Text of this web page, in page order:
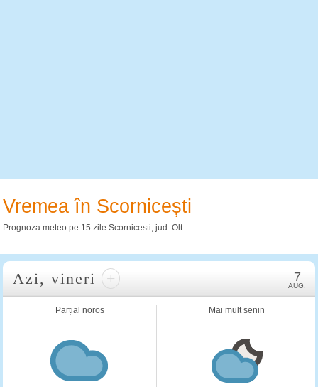
Vremea în Scornicești
Prognoza meteo pe 15 zile Scornicesti, jud. Olt
Azi, vineri + 7
AUG.
Parțial noros Mai mult senin